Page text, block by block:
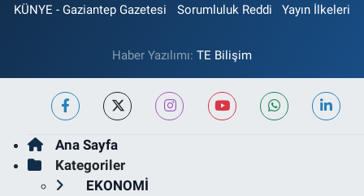
KÜNYE - Gaziantep Gazetesi
Sorumluluk Reddi Yayın İlkeleri
Haber Yazılımı: TE Bilişim
Ana Sayfa
Kategoriler
EKONOMİ